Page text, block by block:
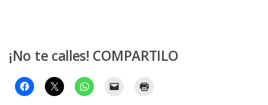
¡No te calles! COMPARTILO